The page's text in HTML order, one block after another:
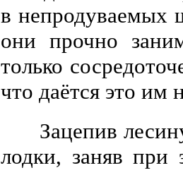
в непродуваемых
они прочно
только
что даётся это им
Зацепив
лодки, заняв при